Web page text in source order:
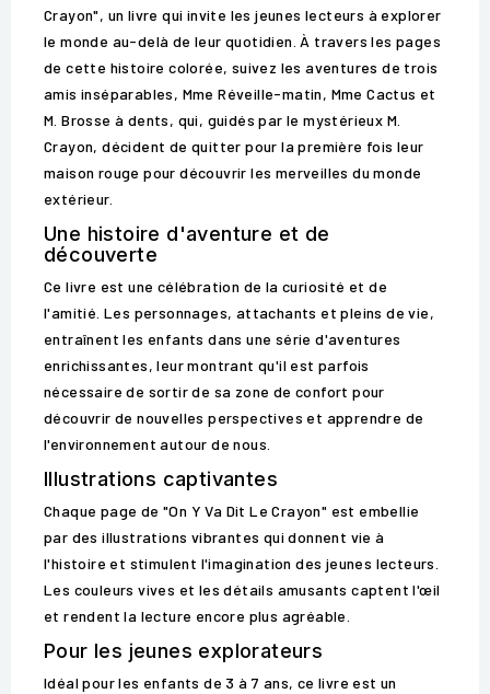
Crayon", un livre qui invite les jeunes lecteurs à explorer
le monde au-delà de leur quotidien. À travers les pages
de cette histoire colorée, suivez les aventures de trois
amis inséparables, Mme Réveille-matin, Mme Cactus et
M. Brosse à dents, qui, guidés par le mystérieux M.
Crayon, décident de quitter pour la première fois leur
maison rouge pour découvrir les merveilles du monde
extérieur.
Une histoire d'aventure et de
découverte
Ce livre est une célébration de la curiosité et de
l'amitié. Les personnages, attachants et pleins de vie,
entraînent les enfants dans une série d'aventures
enrichissantes, leur montrant qu'il est parfois
nécessaire de sortir de sa zone de confort pour
découvrir de nouvelles perspectives et apprendre de
l'environnement autour de nous.
Illustrations captivantes
Chaque page de "On Y Va Dit Le Crayon" est embellie
par des illustrations vibrantes qui donnent vie à
l'histoire et stimulent l'imagination des jeunes lecteurs.
Les couleurs vives et les détails amusants captent l'œil
et rendent la lecture encore plus agréable.
Pour les jeunes explorateurs
Idéal pour les enfants de 3 à 7 ans, ce livre est un